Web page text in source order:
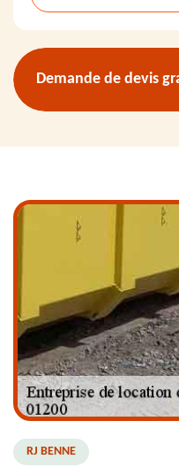
Demande de devis
RJ BENNE